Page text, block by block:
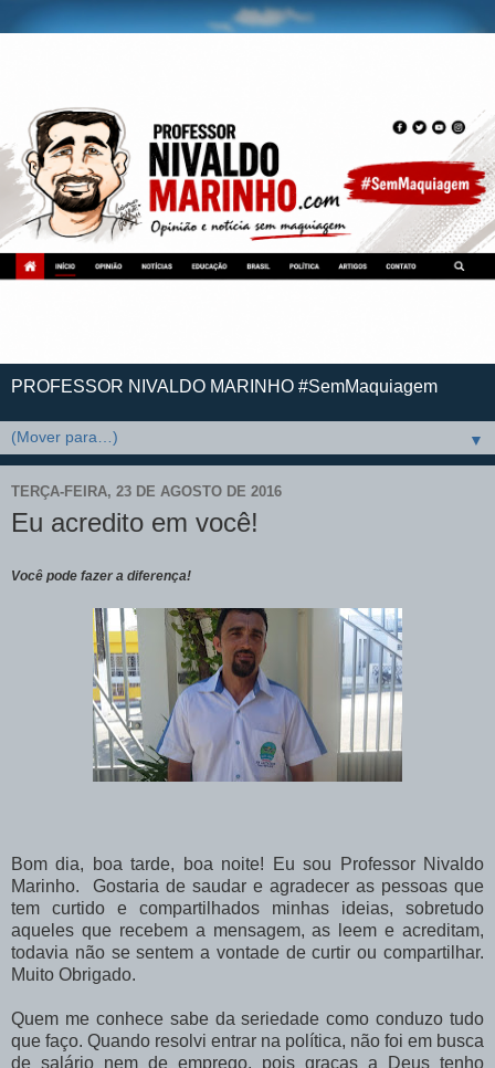
PROFESSOR NIVALDO MARINHO #SemMaquiagem
▼
TERÇA-FEIRA, 23 DE AGOSTO DE 2016
Eu acredito em você!
Você pode fazer a diferença!
Bom dia, boa tarde, boa noite! Eu sou Professor Nivaldo
Marinho. Gostaria de saudar e agradecer as pessoas que
tem curtido e compartilhados minhas ideias, sobretudo
aqueles que recebem a mensagem, as leem e acreditam,
todavia não se sentem a vontade de curtir ou compartilhar.
Muito Obrigado.
Quem me conhece sabe da seriedade como conduzo tudo
que faço. Quando resolvi entrar na política, não foi em busca
de salário nem de emprego, pois graças a Deus tenho